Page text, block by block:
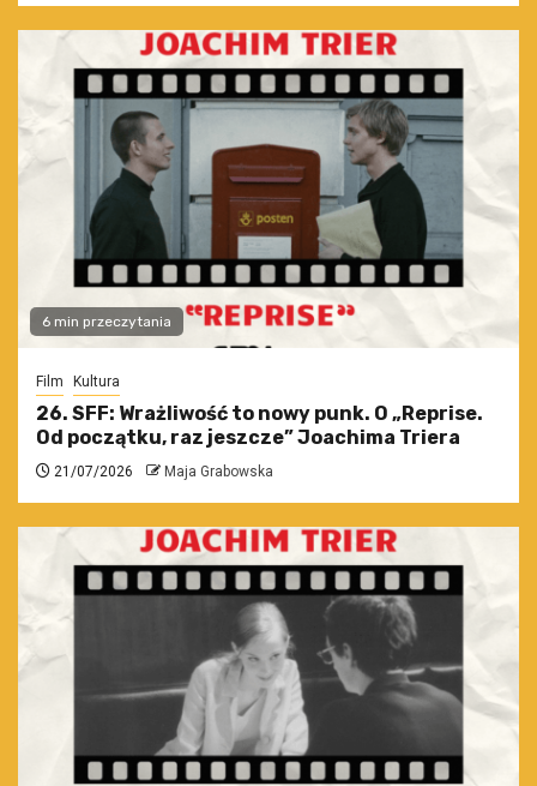
6 min przeczytania
Film Kultura
26. SFF: Wrażliwość to nowy punk. O „Reprise.
Od początku, raz jeszcze” Joachima Triera
21/07/2026 Maja Grabowska